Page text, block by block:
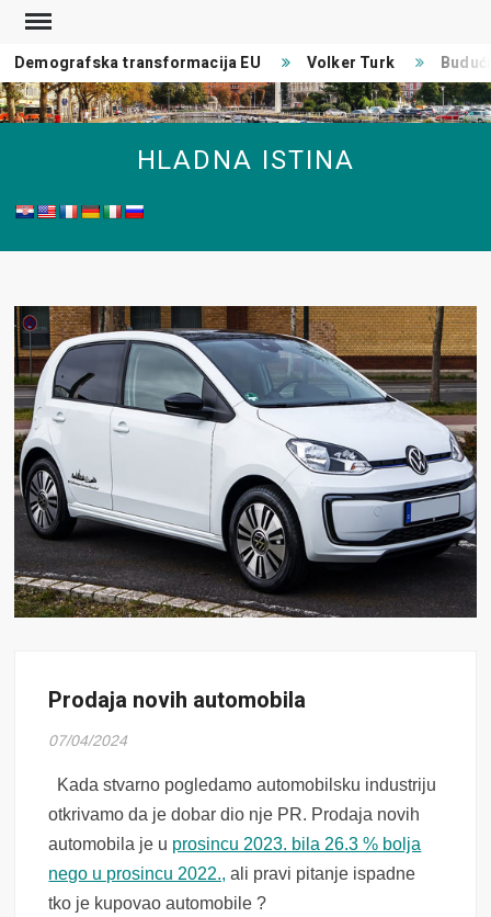
Skip
content
Demografska transformacija EU Volker Turk
HLADNA ISTINA
Prodaja novih automobila
07/04/2024
Kada stvarno pogledamo automobilsku industriju
otkrivamo da je dobar dio nje PR. Prodaja novih
automobila je u prosincu 2023. bila 26.3 % bolja
nego u prosincu 2022., ali pravi pitanje ispadne
tko je kupovao automobile ?